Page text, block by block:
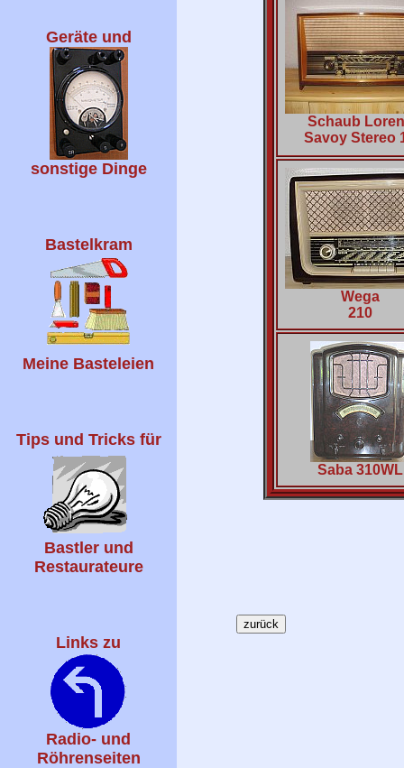
Geräte und
sonstige Dinge
Bastelkram
Meine Basteleien
Tips und Tricks für
Bastler und
Restaurateure
Links zu
Radio- und
Röhrenseiten
Schaub
Savoy Stereo
Wega
210
Saba 310WL